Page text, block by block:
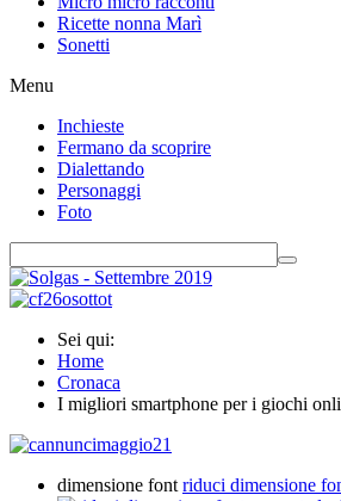
Ricette nonna Marì
Sonetti
Menu
Inchieste
Fermano da scoprire
Dialettando
Personaggi
Foto
Sei qui:
Home
Cronaca
I migliori smartphone per i giochi
dimensione font riduci dimensione